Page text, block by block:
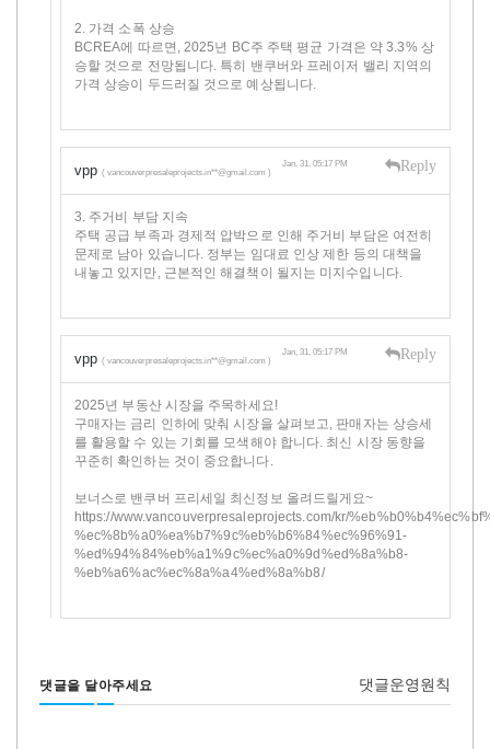
2. 가격 소폭 상승
BCREA에 따르면, 2025년 BC주 주택 평균 가격은 약 3.3% 상
승할 것으로 전망됩니다. 특히 밴쿠버와 프레이저 밸리 지역의
가격 상승이 두드러질 것으로 예상됩니다.
vpp ( vancouverpresaleprojects.in**@gmail.com )
Jan, 31, 05:17 PM Reply
3. 주거비 부담 지속
주택 공급 부족과 경제적 압박으로 인해 주거비 부담은 여전히
문제로 남아 있습니다. 정부는 임대료 인상 제한 등의 대책을
내놓고 있지만, 근본적인 해결책이 될지는 미지수입니다.
vpp ( vancouverpresaleprojects.in**@gmail.com )
Jan, 31, 05:17 PM Reply
2025년 부동산 시장을 주목하세요!
구매자는 금리 인하에 맞춰 시장을 살펴보고, 판매자는 상승세
를 활용할 수 있는 기회를 모색해야 합니다. 최신 시장 동향을
꾸준히 확인하는 것이 중요합니다.
보너스로 밴쿠버 프리세일 최신정보 올려드릴게요~
https://www.vancouverpresaleprojects.com/kr/
%ec%8b%a0%ea%b7%9c%eb%b6%84%ec%96%91-
%ed%94%84%eb%a1%9c%ec%a0%9d%ed%8a%b8-
%eb%a6%ac%ec%8a%a4%ed%8a%b8/
댓글을 달아주세요 댓글운영원칙